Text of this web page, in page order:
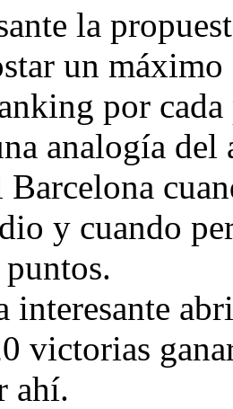
la
un máximo
por
analogía del
y cuando
interesante
victorias
ahí.